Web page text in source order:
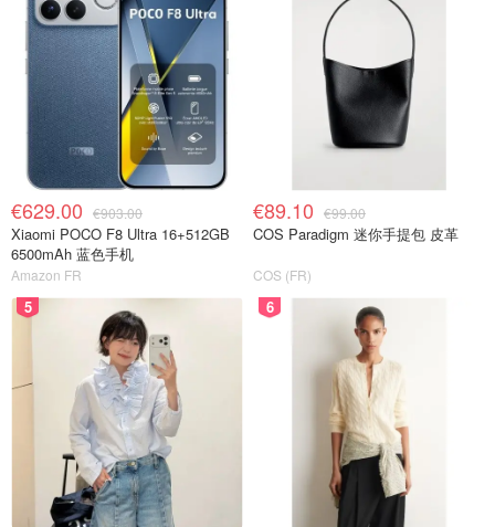
€629.00 €903.00
Xiaomi POCO F8 Ultra 16+512GB
6500mAh 蓝色手机
Amazon FR
€89.10 €99.00
COS Paradigm 迷你手提包 皮革
COS (FR)
5 6